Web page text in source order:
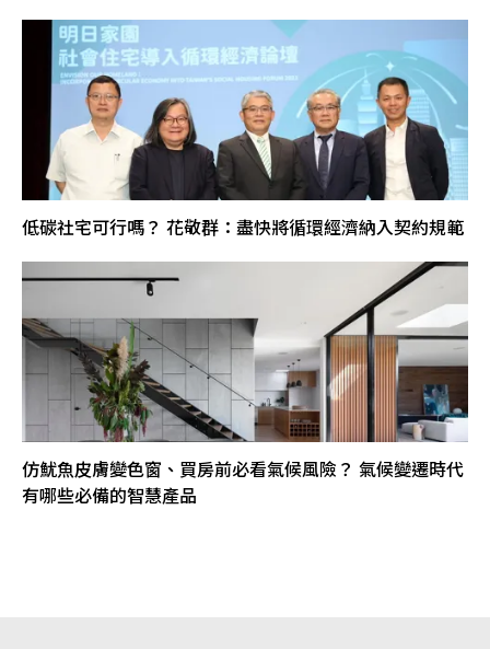
低碳社宅可行嗎？ 花敬群：盡快將循環經濟納入契約規範
仿魷魚皮膚變色窗、買房前必看氣候風險？ 氣候變遷時代
有哪些必備的智慧產品